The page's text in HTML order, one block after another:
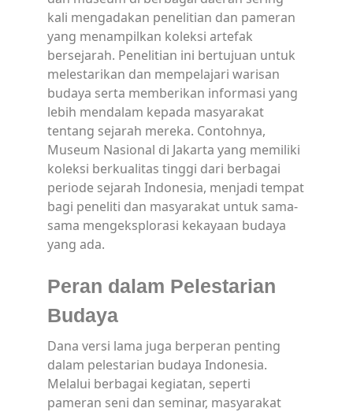
kali mengadakan penelitian dan pameran
yang menampilkan koleksi artefak
bersejarah. Penelitian ini bertujuan untuk
melestarikan dan mempelajari warisan
budaya serta memberikan informasi yang
lebih mendalam kepada masyarakat
tentang sejarah mereka. Contohnya,
Museum Nasional di Jakarta yang memiliki
koleksi berkualitas tinggi dari berbagai
periode sejarah Indonesia, menjadi tempat
bagi peneliti dan masyarakat untuk sama-
sama mengeksplorasi kekayaan budaya
yang ada.
Peran dalam Pelestarian
Budaya
Dana versi lama juga berperan penting
dalam pelestarian budaya Indonesia.
Melalui berbagai kegiatan, seperti
pameran seni dan seminar, masyarakat